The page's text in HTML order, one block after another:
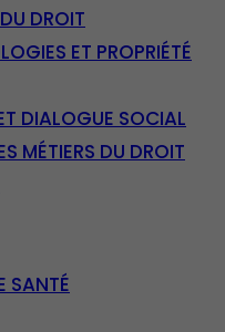
DROIT
ET PROPRIÉTÉ
DIALOGUE SOCIAL
MÉTIERS DU DROIT
SANTÉ